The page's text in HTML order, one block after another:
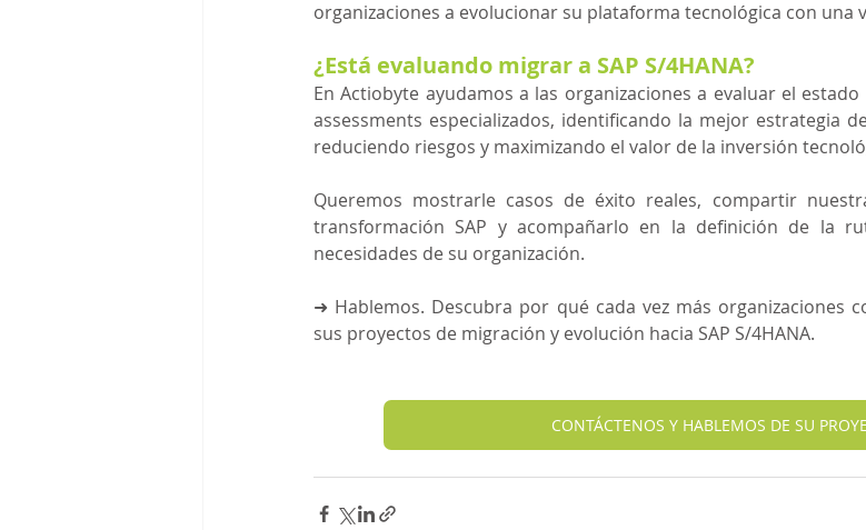
organizaciones a evolucionar su plataforma tecnológica con una
¿Está evaluando migrar a SAP S/4HANA?
En Actiobyte ayudamos a las organizaciones a evaluar el
assessments especializados, identificando la mejor estrategia
reduciendo riesgos y maximizando el valor de la inversión
Queremos mostrarle casos de éxito reales, compartir
transformación SAP y acompañarlo en la definición de la
necesidades de su organización.
➜ Hablemos. Descubra por qué cada vez más organizaciones
sus proyectos de migración y evolución hacia SAP S/4HANA.
CONTÁCTENOS Y HABLEMOS DE SU